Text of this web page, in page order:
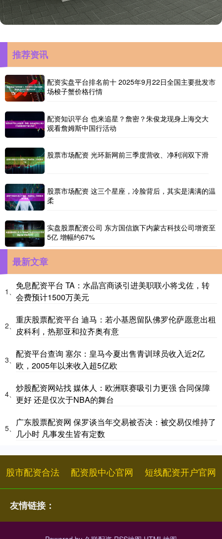
推荐资讯
配资实盘平台排名前十 2025年9月22日全国主要批发市
场梭子蟹价格行情
配资知识平台 也来追星？詹密？朱俊龙现身上海交大
观看詹姆斯中国行活动
股票市场配资 光环新网前三季度营收、净利润双下滑
股票市场配资 这三个星座，冷脸背后，其实是满满的温
柔
实盘股票配资公司 东方国信旗下内蒙古科技公司增资至
5亿 增幅约67%
最新文章
1、
免息配资平台 TA：水晶宫商谈引进美职联小将戈佐，转
会费预计1500万美元
2、
重庆股票配资平台 迪马：若小基恩留队佛罗伦萨愿意出租
皮科利，热那亚和拉齐奥有意
3、
配资平台查询 塞尔：皇马今夏出售青训球员收入近2亿
欧，2005年以来收入超5亿欧
4、
炒股配资网站找 媒体人：欧洲联赛吸引力更强 合同保障
更好 还是仅次于NBA的舞台
5、
广东股票配资网 保罗谈当年交易被否决：被交易仅维持了
几小时 凡事发生皆有定数
股市配资合法 配资股中心官网 短线配资开户官网
友情链接：